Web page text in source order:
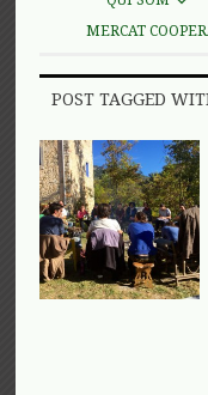
MERCAT
POST TAGGED